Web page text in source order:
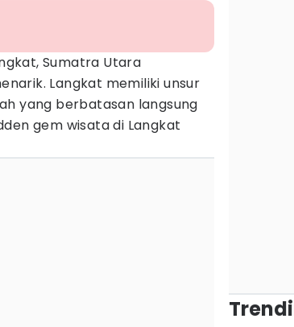
Sumatra Utara
Langkat memiliki unsur
yang berbatasan langsung
gem wisata di Langkat